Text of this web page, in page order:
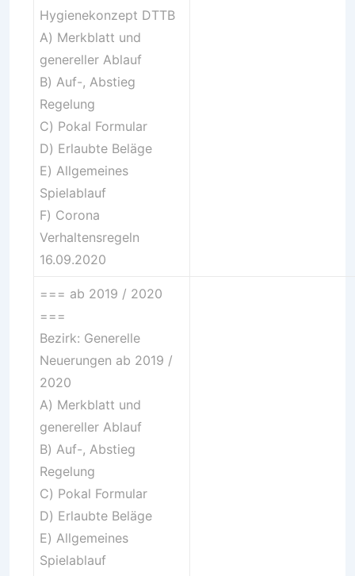
Hygienekonzept DTTB
A) Merkblatt und
genereller Ablauf
B) Auf-, Abstieg
Regelung
C) Pokal Formular
D) Erlaubte Beläge
E) Allgemeines
Spielablauf
F) Corona
Verhaltensregeln
16.09.2020
=== ab 2019 / 2020
===
Bezirk: Generelle
Neuerungen ab 2019 /
2020
A) Merkblatt und
genereller Ablauf
B) Auf-, Abstieg
Regelung
C) Pokal Formular
D) Erlaubte Beläge
E) Allgemeines
Spielablauf